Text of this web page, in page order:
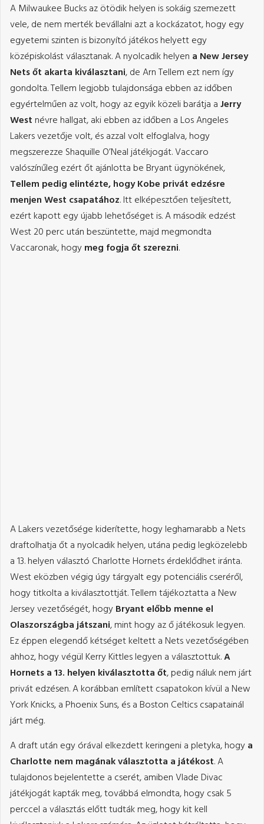
A Milwaukee Bucks az ötödik helyen is sokáig szemezett
vele, de nem merték bevállalni azt a kockázatot, hogy egy
egyetemi szinten is bizonyító játékos helyett egy
középiskolást választanak. A nyolcadik helyen a New Jersey
Nets őt akarta kiválasztani, de Arn Tellem ezt nem így
gondolta. Tellem legjobb tulajdonsága ebben az időben
egyértelműen az volt, hogy az egyik közeli barátja aJerry
Westnévre hallgat, aki ebben az időben a Los Angeles
Lakers vezetője volt, és azzal volt elfoglalva, hogy
megszerezze Shaquille O’Neal játékjogát. Vaccaro
valószínűleg ezért őt ajánlotta be Bryant ügynökének,
Tellem pedig elintézte, hogy Kobe privát edzésre
menjen West csapatához. Itt elképesztően teljesített,
ezért kapott egy újabb lehetőséget is. A második edzést
West 20 perc után beszüntette, majd megmondta
Vaccaronak, hogymeg fogja őt szerezni.
A Lakers vezetősége kiderítette, hogy leghamarabb a Nets
draftolhatja őt a nyolcadik helyen, utána pedig legközelebb
a 13. helyen választó Charlotte Hornets érdeklődhet iránta.
West eközben végig úgy tárgyalt egy potenciális cseréről,
hogy titkolta a kiválasztottját. Tellem tájékoztatta a New
Jersey vezetőségét, hogyBryant előbb menne el
Olaszországba játszani, mint hogy az ő játékosuk legyen.
Ez éppen elegendő kétséget keltett a Nets vezetőségében
ahhoz, hogy végül Kerry Kittles legyen a választottuk.A
Hornets a 13. helyen kiválasztotta őt, pedig náluk nem járt
privát edzésen. A korábban említett csapatokon kívül a New
York Knicks, a Phoenix Suns, és a Boston Celtics csapatainál
járt még.
A draft után egy órával elkezdett keringeni a pletyka, hogya
Charlotte nem magának választotta a játékost. A
tulajdonos bejelentette a cserét, amiben Vlade Divac
játékjogát kapták meg, továbbá elmondta, hogy csak 5
perccel a választás előtt tudták meg, hogy kit kell